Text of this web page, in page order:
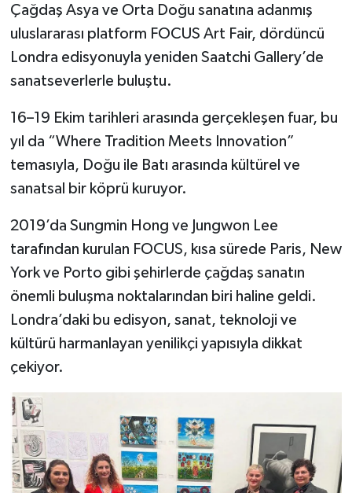
Çağdaş Asya ve Orta Doğu sanatına adanmış
uluslararası platform FOCUS Art Fair, dördüncü
Londra edisyonuyla yeniden Saatchi Gallery’de
sanatseverlerle buluştu.
16–19 Ekim tarihleri arasında gerçekleşen fuar, bu
yıl da “Where Tradition Meets Innovation”
temasıyla, Doğu ile Batı arasında kültürel ve
sanatsal bir köprü kuruyor.
2019’da Sungmin Hong ve Jungwon Lee
tarafından kurulan FOCUS, kısa sürede Paris, New
York ve Porto gibi şehirlerde çağdaş sanatın
önemli buluşma noktalarından biri haline geldi.
Londra’daki bu edisyon, sanat, teknoloji ve
kültürü harmanlayan yenilikçi yapısıyla dikkat
çekiyor.